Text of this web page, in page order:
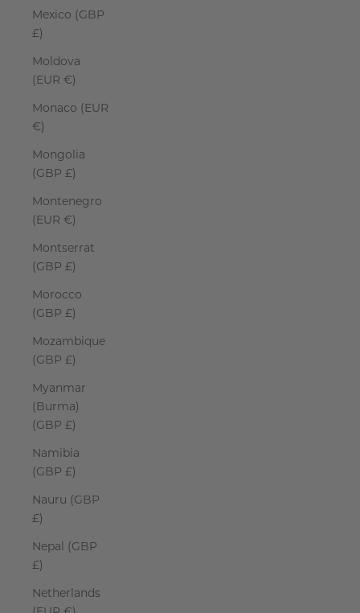
Mexico (GBP
£)
Moldova
(EUR €)
Monaco (EUR
€)
Mongolia
(GBP £)
Montenegro
(EUR €)
Montserrat
(GBP £)
Morocco
(GBP £)
Mozambique
(GBP £)
Myanmar
(Burma)
(GBP £)
Namibia
(GBP £)
Nauru (GBP
£)
Nepal (GBP
£)
Netherlands